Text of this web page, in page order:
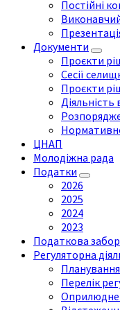
Постійні
Документи
Проєкти
Сесії
Проєкти
ЦНАП
Молодіжна рада
Податки
2026
2025
2024
2023
Податкова
Регуляторна
Планування
Перелік